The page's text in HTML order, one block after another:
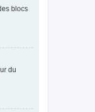
blocs
du